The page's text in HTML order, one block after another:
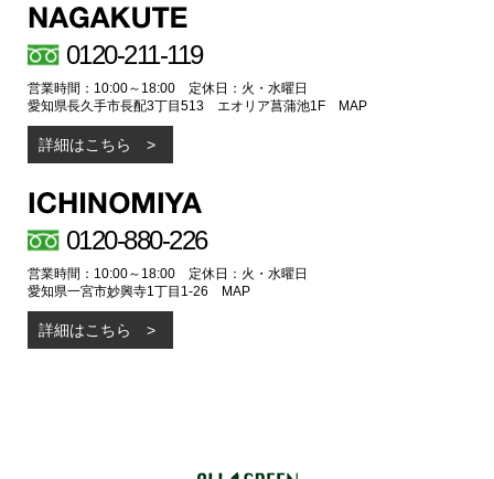
0120-211-119
営業時間：10:00～18:00 定休日：火・水曜日
愛知県長久手市長配3丁目513 エオリア菖蒲池1F
MAP
詳細はこちら
0120-880-226
営業時間：10:00～18:00 定休日：火・水曜日
愛知県一宮市妙興寺1丁目1-26
MAP
詳細はこちら